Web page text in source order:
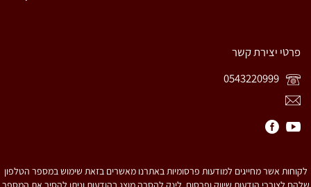
פרטי יצירת קשר
לקוחות אשר מחייגים למודעות פרסומיות באתרנו מאשרים בזאת שימוש במספר הטלפון